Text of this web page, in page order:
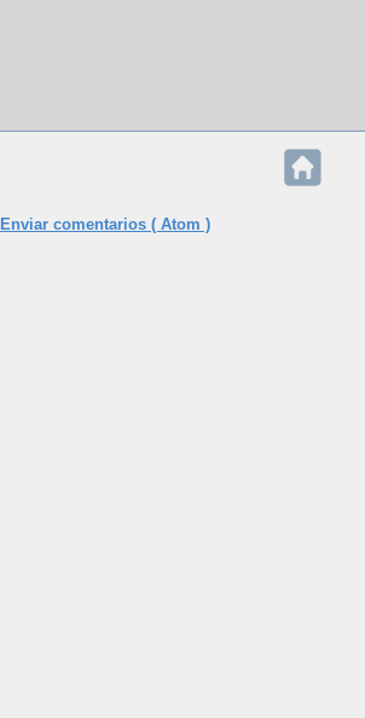
Enviar comentarios ( Atom )